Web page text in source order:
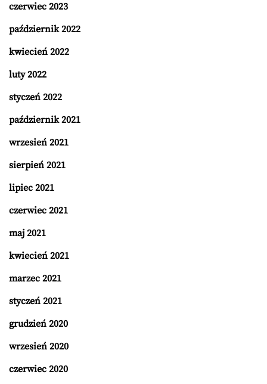
czerwiec 2023
październik 2022
kwiecień 2022
luty 2022
styczeń 2022
październik 2021
wrzesień 2021
sierpień 2021
lipiec 2021
czerwiec 2021
maj 2021
kwiecień 2021
marzec 2021
styczeń 2021
grudzień 2020
wrzesień 2020
czerwiec 2020